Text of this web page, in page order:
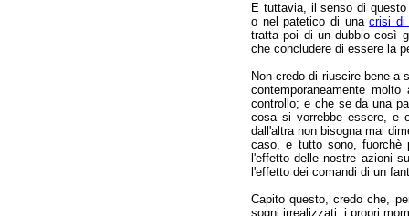
E tuttavia, il senso di
o nel patetico di unacrisi di
tratta poi di un dubbio così
che concludere di essere la
Non credo di riuscire bene a
contemporaneamente
controllo; e che se da una
cosa si vorrebbe essere, e
dall'altra non bisogna mai
caso, e tutto sono, fuorchè
l'effetto delle nostre azioni
l'effetto dei comandi di un
Capito questo, credo che,
sogni irrealizzati, i propri